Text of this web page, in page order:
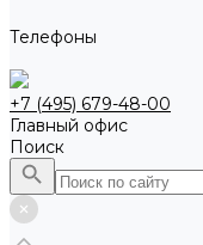
Телефоны
+7 (495) 679-48-00
Главный офис
Поиск